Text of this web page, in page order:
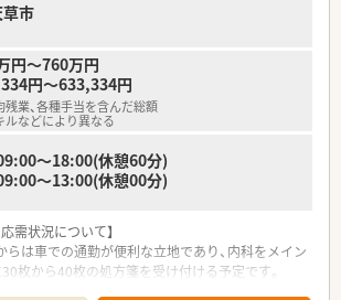
市
円～760万円
円～633,334円
残業、各種手当を含んだ総額
ルなどにより異なる
～18:00(休憩60分)
～13:00(休憩00分)
需状況について】
は車での通勤が便利な立地であり、内科をメイン
枚から40枚の処方箋を受け付ける予定です。